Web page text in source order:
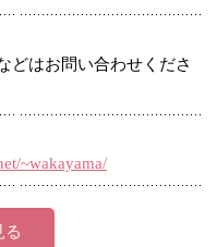
泊・研修施設
どはお問い合わせくださ
~wakayama/
る